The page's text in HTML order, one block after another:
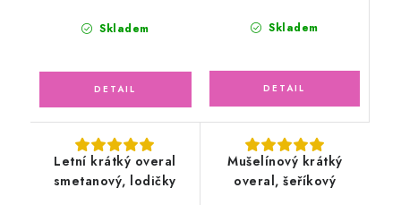
Skladem Skladem
Letní krátký overal
smetanový, lodičky
Mušelínový krátký
overal, šeříkový